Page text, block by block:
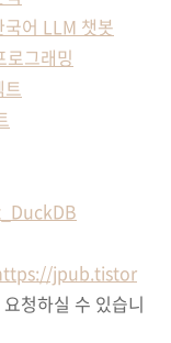
어 LLM 챗봇
그래밍
jpub.tistor
청하실 수 있습니